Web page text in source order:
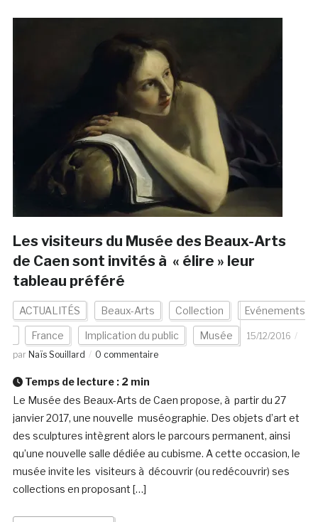
Les visiteurs du Musée des Beaux-Arts
de Caen sont invités à « élire » leur
tableau préféré
ACTUALITÉS Beaux-Arts Collection Evénements
France Implication du public Musée
15/12/2016
par Naïs Souillard 0 commentaire
Temps de lecture : 2 min
Le Musée des Beaux-Arts de Caen propose, à partir du 27
janvier 2017, une nouvelle muséographie. Des objets d’art et
des sculptures intègrent alors le parcours permanent, ainsi
qu’une nouvelle salle dédiée au cubisme. A cette occasion, le
musée invite les visiteurs à découvrir (ou redécouvrir) ses
collections en proposant […]